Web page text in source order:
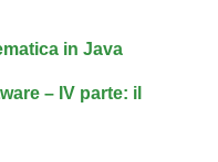
in Java
– IV parte: il